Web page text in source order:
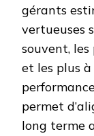
gérants
vertueuses
souvent, les
et les plus
permet
long terme